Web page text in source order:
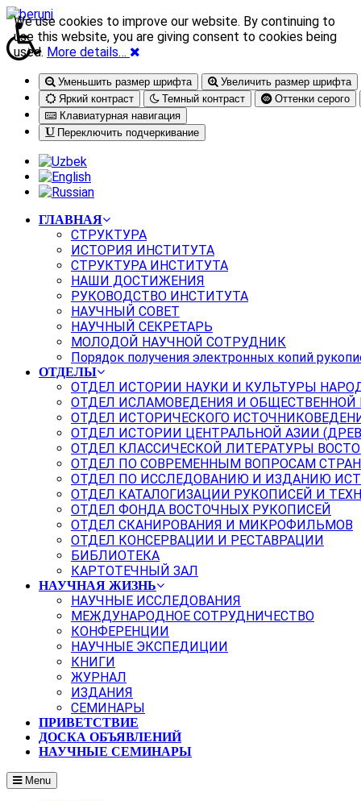
Уменьшить размер шрифта
Увеличить размер шрифта
Яркий контраст
Темный контраст
Оттенки серого
Клавиатурная навигация
Переключить подчеркивание
ГЛАВНАЯ
СТРУКТУРА
ИСТОРИЯ ИНСТИТУТА
СТРУКТУРА ИНСТИТУТА
НАШИ ДОСТИЖЕНИЯ
РУКОВОДСТВО ИНСТИТУТА
НАУЧНЫЙ СОВЕТ
НАУЧНЫЙ СЕКРЕТАРЬ
МОЛОДОЙ НАУЧНОЙ СОТРУДНИК
Порядок получения электронных копий
ОТДЕЛЫ
ОТДЕЛ ИСТОРИИ НАУКИ И КУЛЬТУРЫ
ОТДЕЛ ИСЛАМОВЕДЕНИЯ И
ОТДЕЛ ИСТОРИЧЕСКОГО
ОТДЕЛ ИСТОРИИ ЦЕНТРАЛЬНОЙ АЗИИ
ОТДЕЛ КЛАССИЧЕСКОЙ ЛИТЕРАТУРЫ
ОТДЕЛ ПО СОВРЕМЕННЫМ ВОПРОСАМ
ОТДЕЛ ПО ИССЛЕДОВАНИЮ И ИЗДАНИЮ
ОТДЕЛ КАТАЛОГИЗАЦИИ РУКОПИСЕЙ И
ОТДЕЛ ФОНДА ВОСТОЧНЫХ РУКОПИСЕЙ
ОТДЕЛ СКАНИРОВАНИЯ И МИКРОФИЛЬМОВ
ОТДЕЛ КОНСЕРВАЦИИ И РЕСТАВРАЦИИ
БИБЛИОТЕКА
КАРТОТЕЧНЫЙ ЗАЛ
НАУЧНАЯ ЖИЗНЬ
НАУЧНЫЕ ИССЛЕДОВАНИЯ
МЕЖДУНАРОДНОЕ СОТРУДНИЧЕСТВО
КОНФЕРЕНЦИИ
НАУЧНЫЕ ЭКСПЕДИЦИИ
КНИГИ
ЖУРНАЛ
ИЗДАНИЯ
СЕМИНАРЫ
ПРИВЕТСТВИЕ
ДОСКА ОБЪЯВЛЕНИЙ
НАУЧНЫЕ СЕМИНАРЫ
Menu
We use cookies to improve our website. By continuing to
use this website, you are giving consent to cookies being
used. More details…